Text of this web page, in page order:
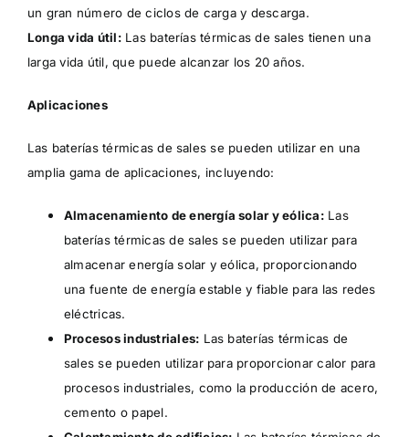
un gran número de ciclos de carga y descarga.
Longa vida útil:Las baterías térmicas de sales tienen una
larga vida útil, que puede alcanzar los 20 años.
Aplicaciones
Las baterías térmicas de sales se pueden utilizar en una
amplia gama de aplicaciones, incluyendo:
Almacenamiento de energía solar y eólica:Las
baterías térmicas de sales se pueden utilizar para
almacenar energía solar y eólica, proporcionando
una fuente de energía estable y fiable para las redes
eléctricas.
Procesos industriales: Las baterías térmicas de
sales se pueden utilizar para proporcionar calor para
procesos industriales, como la producción de acero,
cemento o papel.